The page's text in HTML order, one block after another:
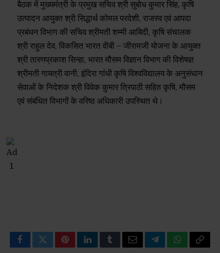
बैठक में मुख्यमंत्री के प्रमुख सचिव श्री सुबोध कुमार सिंह, कृषि
उत्पादन आयुक्त श्री सिद्धार्थ कोमल परदेशी, राजस्व एवं आपदा
प्रबंधन विभाग की सचिव श्रीमती शम्मी आबिदी, कृषि संचालक
श्री राहुल देव, विकसित भारत वीबी – जीरामजी योजना के आयुक्त
श्री तारणप्रकाश सिन्हा, भारत मौसम विज्ञान विभाग की विशेषज्ञ
श्रीमती गायत्री वानी, इंदिरा गांधी कृषि विश्वविद्यालय के अनुसंधान
सेवाओं के निदेशक श्री विवेक कुमार त्रिपाठी सहित कृषि, मौसम
एवं संबंधित विभागों के वरिष्ठ अधिकारी उपस्थित थे।
FacebookTwitterPinterestLinkedInTumblrEmailTelegramWhatsApp
Copy